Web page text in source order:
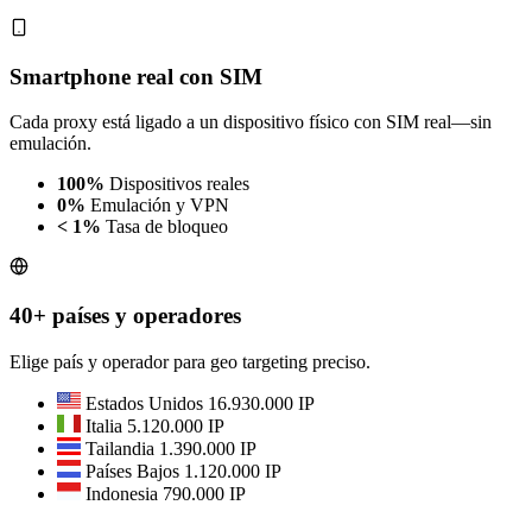
Smartphone real con SIM
Cada proxy está ligado a un dispositivo físico con SIM real—sin
emulación.
100% Dispositivos reales
0% Emulación y VPN
< 1% Tasa de bloqueo
40+ países y operadores
Elige país y operador para geo targeting preciso.
Estados Unidos 16.930.000 IP
Italia 5.120.000 IP
Tailandia 1.390.000 IP
Países Bajos 1.120.000 IP
Indonesia 790.000 IP